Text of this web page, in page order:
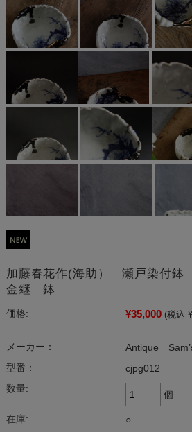
加藤春花作(海助） 瀬戸染付
金継 鉢
価格: ¥35,000 (税込
メーカー：
Antique
型番：
cjpg012
数量:
個
在庫: ○